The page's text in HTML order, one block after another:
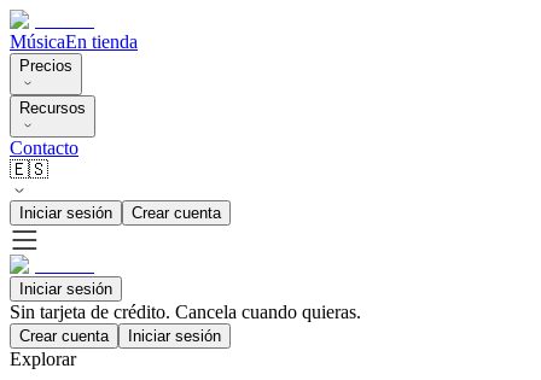
MúsicaEn tienda
Precios
Recursos
Contacto
🇪🇸
Iniciar sesión Crear cuenta
Iniciar sesión
Sin tarjeta de crédito. Cancela cuando quieras.
Crear cuenta Iniciar sesión
Explorar